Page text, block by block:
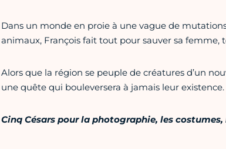
Dans un monde en proie à une vague de
animaux, François fait tout pour sauver sa
Alors que la région se peuple de créatures d’un
une quête qui bouleversera à jamais leur existence.
Cinq Césars pour la photographie, les